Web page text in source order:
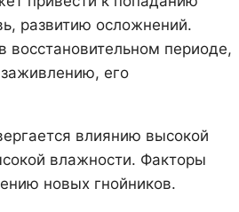
развитию осложнений.
восстановительном периоде,
его
влиянию высокой
влажности. Факторы
новых гнойников.